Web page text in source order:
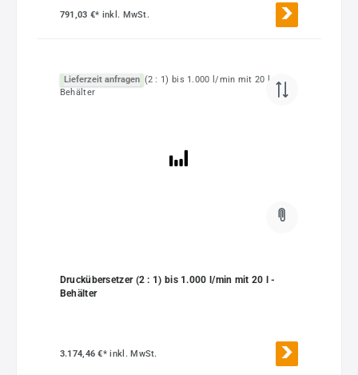
791,03 €* inkl. MwSt.
Lieferzeit anfragen
Druckübersetzer (2 : 1) bis 1.000 l/min mit 20 l -
Behälter
3.174,46 €*inkl. MwSt.